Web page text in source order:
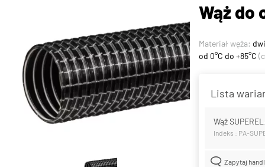
Wąż do
Materiał węża:
od 0°C do +85°C
Lista
Wąż
Indeks : PA-
Zapytaj